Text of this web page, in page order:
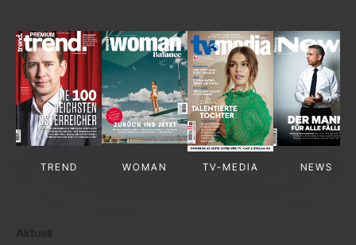
TREND WOMAN TV-MEDIA NEWS